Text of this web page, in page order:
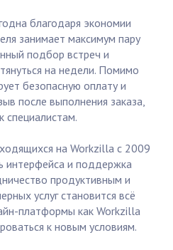
благодаря экономии
занимает максимум пару
подбор встреч и
на недели. Помимо
безопасную оплату и
после выполнения заказа,
специалистам.
на Workzilla с 2009
интерфейса и поддержка
продуктивным и
услуг становится всё
платформы как Workzilla
к новым условиям.